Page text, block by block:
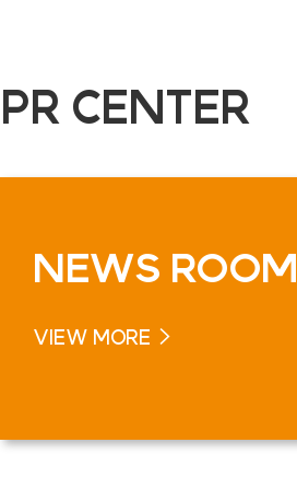
PR CENTER
NEWS ROOM
VIEW MORE